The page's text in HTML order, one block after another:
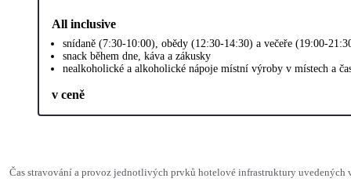
All inclusive
snídaně (7:30-10:00), obědy (12:30-14:30) a večeře (19:00-
snack během dne, káva a zákusky
nealkoholické a alkoholické nápoje místní výroby v místech a
v ceně
Čas stravování a provoz jednotlivých prvků hotelové infrastruktury uvedených